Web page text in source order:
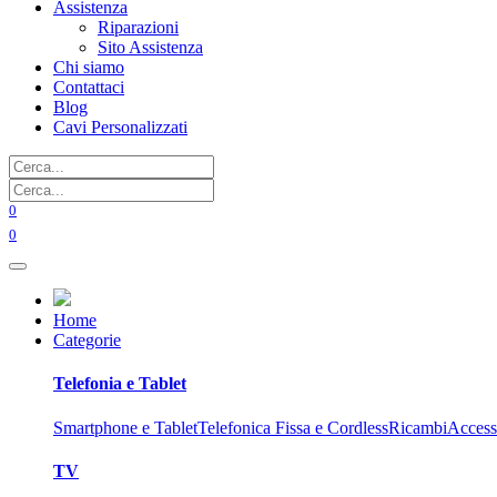
Assistenza
Riparazioni
Sito Assistenza
Chi siamo
Contattaci
Blog
Cavi Personalizzati
0
0
Home
Categorie
Telefonia e Tablet
Smartphone e TabletTelefonica Fissa e CordlessRicambi
TV